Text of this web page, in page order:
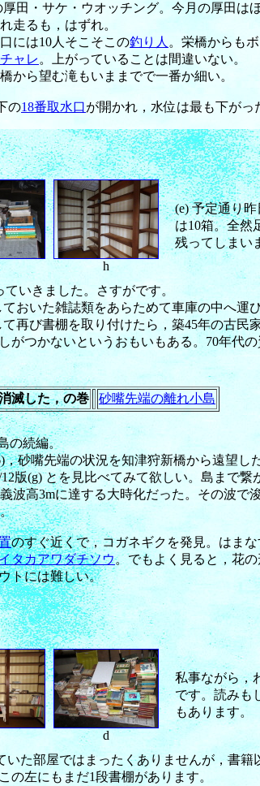
厚田・サケ・ウオッチング。今月の厚田は
走るも，はずれ。
には10人そこそこの釣り人 。栄橋からも
ャレ 。上がっていることは間違いない。
から望む滝もいままでで一番か細い。
の18番取水口が開かれ，水位は最も下がっ
h
(e) 予定通り
は10箱。全然
残ってしまい
いきました。さすがです。
おいた雑誌類をあらためて車庫の中へ運
再び書棚を取り付けたら，築45年の古民
がつかないというおもいもある。70年代
滅した，の巻 砂嘴先端の離れ小島
の続編。
，砂嘴先端の状況を知津狩新橋から遠望した
版(g) とを見比べてみて欲しい。島まで
波高3mに達する大時化だった。その波で
のすぐ近くで，コガネギクを発見。はま
タカアワダチソウ。でもよく見ると，花
トには難しい。
d
私事ながら，
です。読みも
もあります。
いた部屋ではまったくありませんが，書
左にもまだ1段書棚があります。